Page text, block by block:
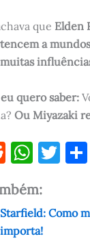
que Elden
a
quero saber:
Ou Miyazaki
R
d
di
W
at
s
T
te
Starfield: Como
importa!